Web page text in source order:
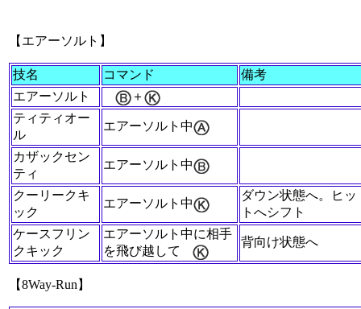
【エアーソルト】
技名 コマンド
備考
エアーソルト
＋
ティティオー
ル
エアーソルト中
カザックセン
ティ
エアーソルト中
クーリークキ
ック
エアーソルト中
ダウン状態へ。ヒ
トへシフト
ケースフリン
クキック
エアーソルト中に相手
を飛び越して
背向け状態へ
【8Way-Run】